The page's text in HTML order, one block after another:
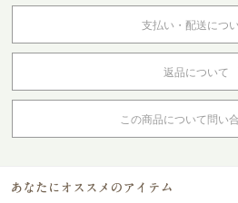
支払い・配送につ
返品について
この商品について問い